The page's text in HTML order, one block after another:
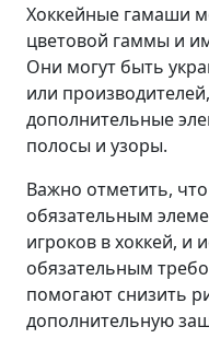
Хоккейные гамаши
цветовой гаммы и
Они могут быть
или
дополнительные
полосы и узоры.
Важно отметить,
обязательным
игроков в хоккей, и
обязательным
помогают снизить
дополнительную